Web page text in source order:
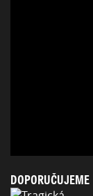
DOPORUČUJEME